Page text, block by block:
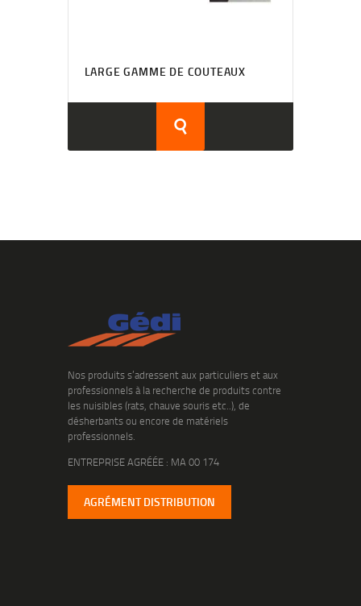
LARGE GAMME DE COUTEAUX
Nos produits s’adressent aux particuliers et aux
professionnels à la recherche de produits contre
les nuisibles (rats, chauve souris etc..), de
désherbants ou encore de matériels
professionnels.
ENTREPRISE AGRÉÉE : MA 00 174
AGRÉMENT DISTRIBUTION